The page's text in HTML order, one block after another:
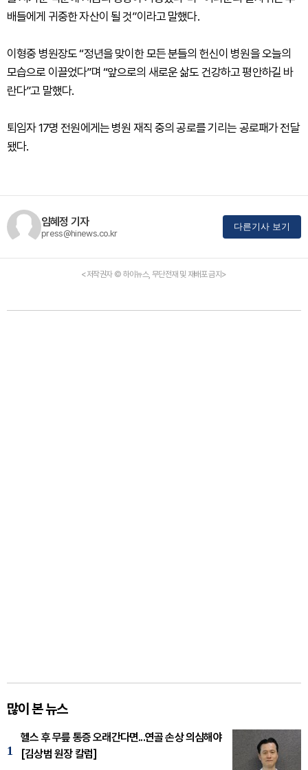
배들에게 귀중한 자산이 될 것”이라고 말했다.
이형중 병원장도 “정년을 맞이한 모든 분들의 헌신이 병원을 오늘의
모습으로 이끌었다”며 “앞으로의 새로운 삶도 건강하고 평안하길 바
란다”고 말했다.
퇴임자 17명 전원에게는 병원 재직 중의 공로를 기리는 공로패가 전달
됐다.
임혜정 기자
press@hinews.co.kr
다른기사 보기
<저작권자 © 하이뉴스, 무단전재 및 재배포 금지>
많이 본 뉴스
1
헬스 후 무릎 통증 오래간다면...연골 손상 의심해야
[김상범 원장 칼럼]